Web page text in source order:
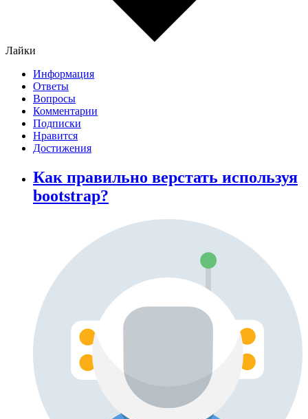
Лайки
Информация
Ответы
Вопросы
Комментарии
Подписки
Нравится
Достижения
Как правильно верстать используя
bootstrap?